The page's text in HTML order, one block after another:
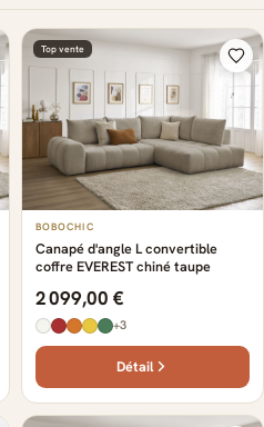
Top vente
BOBOCHIC
Canapé d'angle L convertible
coffre EVEREST chiné taupe
2 099,00 €
+3
Détail